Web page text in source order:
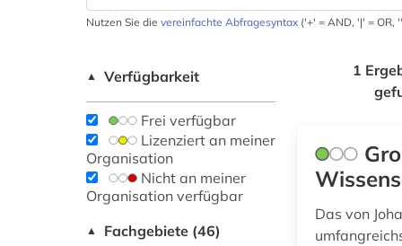
Nutzen Sie die vereinfachte Abfragesyntax ('+' = AND, '|' = OR,
▲ Verfügbarkeit
Frei verfügbar
Lizenziert an meiner
Organisation
Nicht an meiner
Organisation verfügbar
▲ Fachgebiete (46)
1
Das von